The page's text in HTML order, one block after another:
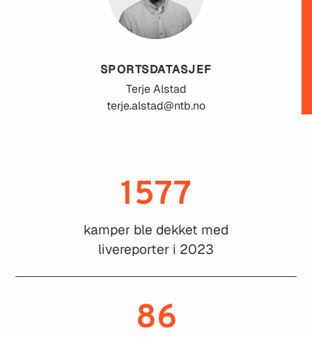
SPORTSDATASJEF
Terje Alstad
terje.alstad@ntb.no
1577
kamper ble dekket med
livereporter i 2023
86